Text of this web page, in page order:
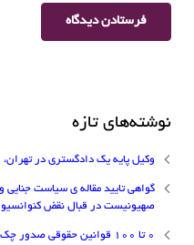
نوشته‌های تازه
وکیل پایه یک دادگستری در
گواهی تایید مقاله ی سیاست جنایی
صهیونیست در قبال نقض
۰ تا ۱۰۰ قوانین حقوقی صدور چک